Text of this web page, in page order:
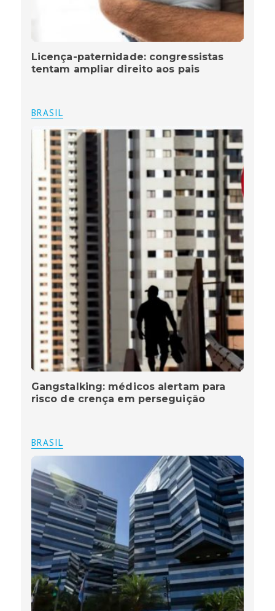
Licença-paternidade: congressistas
tentam ampliar direito aos pais
BRASIL
Gangstalking: médicos alertam para
risco de crença em perseguição
BRASIL